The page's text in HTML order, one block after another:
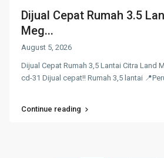
Dijual Cepat Rumah 3.5
Meg...
August 5, 2026
Dijual Cepat Rumah 3,5 Lantai Citra Land
cd-31 Dijual cepat!! Rumah 3,5 lantai
Continue reading